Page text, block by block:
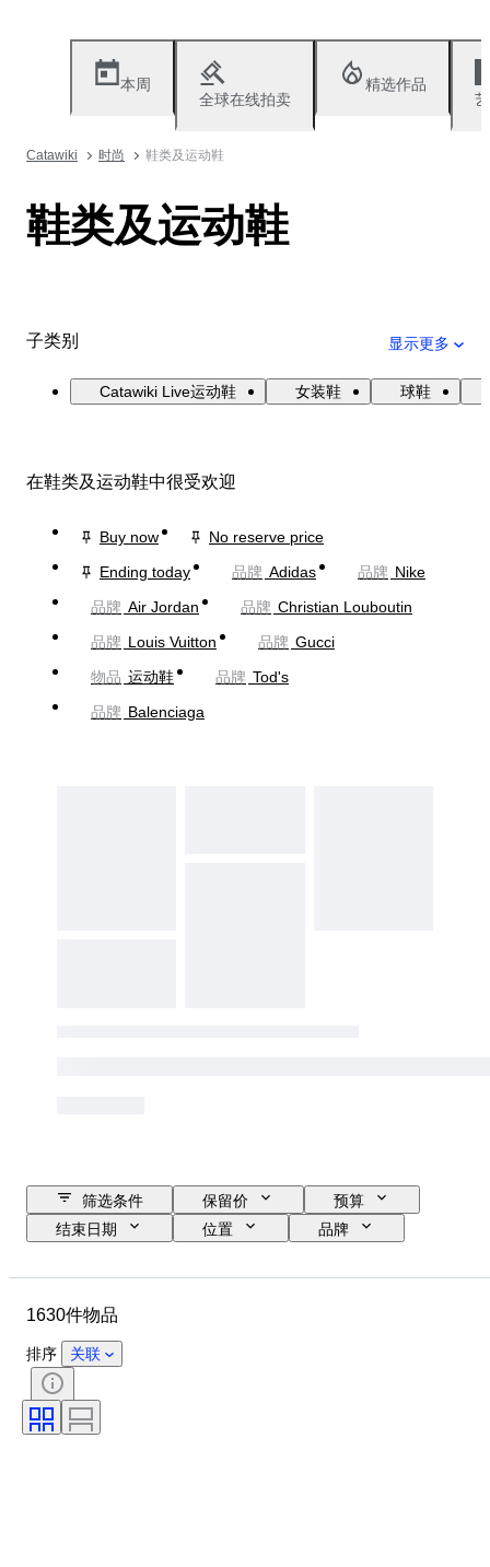
本周
全球在线拍卖
精选作品
Catawiki 时尚 鞋类及运动鞋
鞋类及运动鞋
子类别 显示更多
Catawiki Live运动鞋 女装鞋 球鞋
在鞋类及运动鞋中很受欢迎
Buy now
No reserve price
Ending today
品牌 Adidas 品牌 Nike
品牌 Air Jordan 品牌 Christian Louboutin
品牌 Louis Vuitton 品牌 Gucci
物品 运动鞋 品牌 Tod's
品牌 Balenciaga
筛选条件 保留价
预算
结束日期
位置
品牌
签名
带配件
1630件物品
排序 关联